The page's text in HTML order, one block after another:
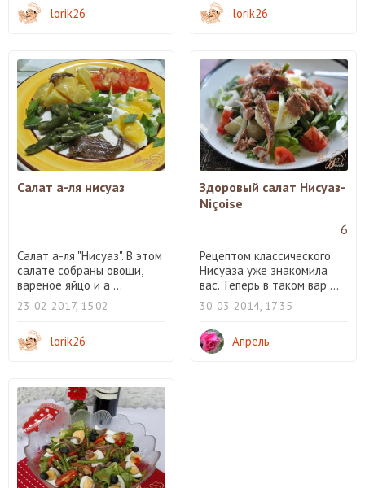
lorik26 lorik26
Салат а-ля нисуаз
Салат а-ля "Нисуаз". В этом
салате собраны овощи,
вареное яйцо и а ...
23-02-2017, 15:02
lorik26
Здоровый салат Нисуаз-
Niçoise
6
Рецептом классического
Нисуаза уже знакомила
вас. Теперь в таком вар ...
30-03-2014, 17:35
Апрель